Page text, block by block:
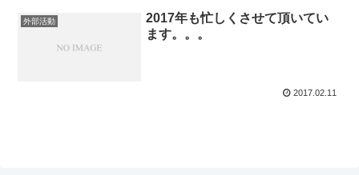
外部活動
2017年も忙しくさせて頂いてい
ます。。。
2017.02.11